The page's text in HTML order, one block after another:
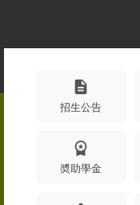
description
招生公告
workspace_premium
奬助學金